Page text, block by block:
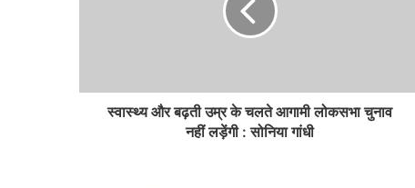
स्वास्थ्य और बढ़ती उम्र के चलते आगामी लोकसभा चुनाव
नहीं लड़ेंगी : सोनिया गांधी